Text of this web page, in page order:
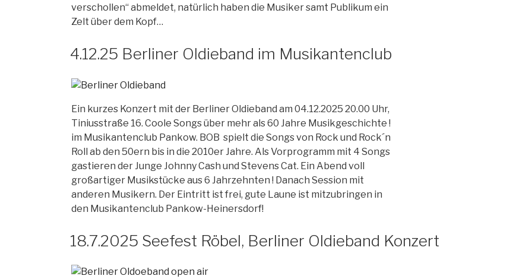
verschollen“ abmeldet, natürlich haben die Musiker samt Publikum ein
Zelt über dem Kopf…
4.12.25 Berliner Oldieband im Musikantenclub
Ein kurzes Konzert mit der Berliner Oldieband am 04.12.2025 20.00 Uhr,
Tiniusstraße 16. Coole Songs über mehr als 60 Jahre Musikgeschichte !
im Musikantenclub Pankow. BOB spielt die Songs von Rock und Rock´n
Roll ab den 50ern bis in die 2010er Jahre. Als Vorprogramm mit 4 Songs
gastieren der Junge Johnny Cash und Stevens Cat. Ein Abend voll
großartiger Musikstücke aus 6 Jahrzehnten ! Danach Session mit
anderen Musikern. Der Eintritt ist frei, gute Laune ist mitzubringen in
den Musikantenclub Pankow-Heinersdorf!
18.7.2025 Seefest Röbel, Berliner Oldieband Konzert